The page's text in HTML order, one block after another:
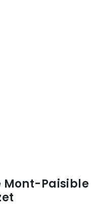
Mont-Paisible